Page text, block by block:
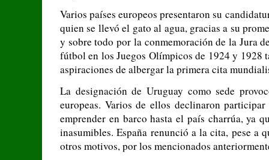
Varios países europeos presentaron su
quien se llevó el gato al agua, gracias a su
y sobre todo por la conmemoración de la Jura
fútbol en los Juegos Olímpicos de 1924 y 1928
aspiraciones de albergar la primera cita
La designación de Uruguay como sede
europeas. Varios de ellos declinaron
emprender en barco hasta el país charrúa, ya
inasumibles. España renunció a la cita, pese a
otros motivos, por los mencionados